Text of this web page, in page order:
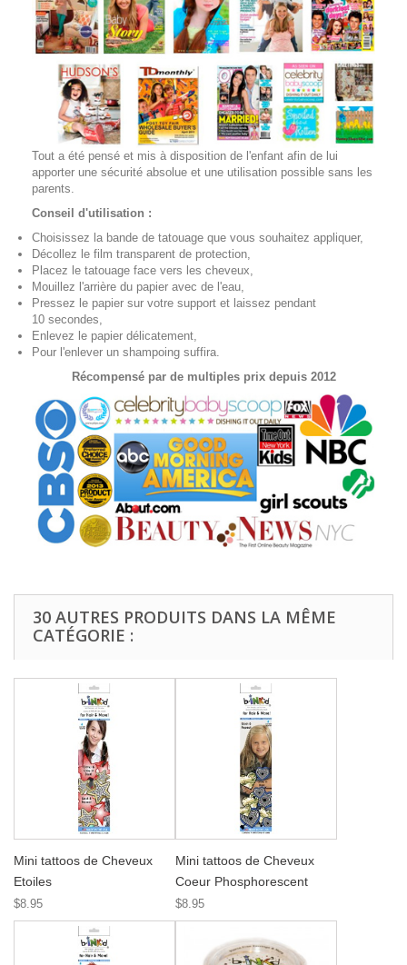
Tout a été pensé et mis à disposition de l'enfant afin de lui
apporter une sécurité absolue et une utilisation possible sans les
parents.
Conseil d'utilisation :
Choisissez la bande de tatouage que vous souhaitez appliquer,
Décollez le film transparent de protection,
Placez le tatouage face vers les cheveux,
Mouillez l'arrière du papier avec de l'eau,
Pressez le papier sur votre support et laissez pendant
10 secondes,
Enlevez le papier délicatement,
Pour l'enlever un shampoing suffira.
Récompensé par de multiples prix depuis 2012
30 AUTRES PRODUITS DANS LA MÊME
CATÉGORIE :
Mini tattoos de Cheveux
Etoiles
$8.95
Mini tattoos de Cheveux
Coeur Phosphorescent
$8.95